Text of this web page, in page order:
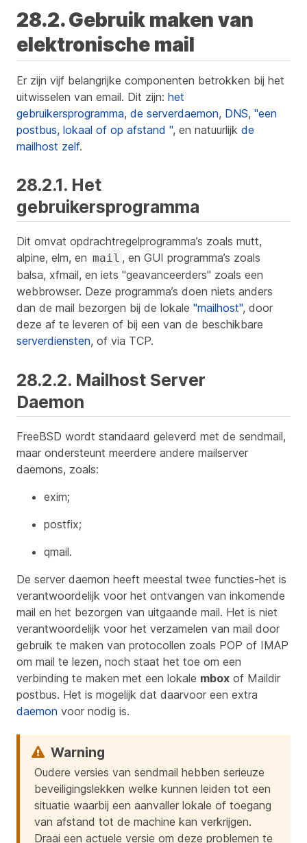
28.2. Gebruik maken van
elektronische mail
Er zijn vijf belangrijke componenten betrokken bij het
uitwisselen van email. Dit zijn: het
gebruikersprogramma, de serverdaemon, DNS, "een
postbus, lokaal of op afstand ", en natuurlijk de
mailhost zelf.
28.2.1. Het
gebruikersprogramma
Dit omvat opdrachtregelprogramma’s zoals mutt,
alpine, elm, en mail , en GUI programma’s zoals
balsa, xfmail, en iets "geavanceerders" zoals een
webbrowser. Deze programma’s doen niets anders
dan de mail bezorgen bij de lokale "mailhost", door
deze af te leveren of bij een van de beschikbare
serverdiensten, of via TCP.
28.2.2. Mailhost Server
Daemon
FreeBSD wordt standaard geleverd met de sendmail,
maar ondersteunt meerdere andere mailserver
daemons, zoals:
exim;
postfix;
qmail.
De server daemon heeft meestal twee functies-het is
verantwoordelijk voor het ontvangen van inkomende
mail en het bezorgen van uitgaande mail. Het is niet
verantwoordelijk voor het verzamelen van mail door
gebruik te maken van protocollen zoals POP of IMAP
om mail te lezen, noch staat het toe om een
verbinding te maken met een lokale mbox of Maildir
postbus. Het is mogelijk dat daarvoor een extra
daemon voor nodig is.
Oudere versies van sendmail hebben serieuze
beveiligingslekken welke kunnen leiden tot een
situatie waarbij een aanvaller lokale of toegang
van afstand tot de machine kan verkrijgen.
Draai een actuele versie om deze problemen te